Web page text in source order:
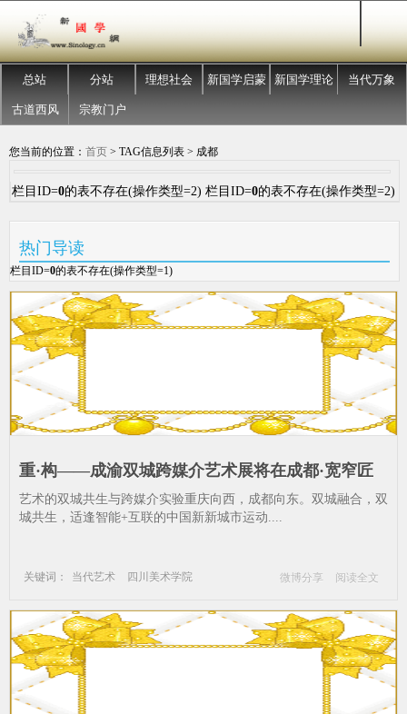
总站 分站 理想社会 新国学启蒙 新国学理论 当代万象
古道西风 宗教门户
您当前的位置： 首页 > TAG信息列表 > 成都
栏目ID=0的表不存在(操作类型=2) 栏目ID=0的表不存在(操作类型=2)
热门导读
栏目ID=0的表不存在(操作类型=1)
重·构——成渝双城跨媒介艺术展将在成都·宽窄匠
造所开幕_四川美术学院-成都·宽窄匠造所-成渝-成
都-媒介-共生-文化
​艺术的双城共生与跨媒介实验重庆向西，成都向东。双城融合，双
城共生，适逢智能+互联的中国新新城市运动....
关键词： 当代艺术
四川美术学院
共生
文化
微博分享 阅读全文